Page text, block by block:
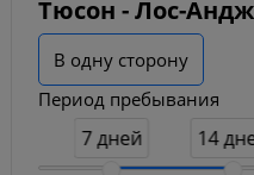
Тюсон - Лос-
В одну сторону
Период пребывания
7 дней 14